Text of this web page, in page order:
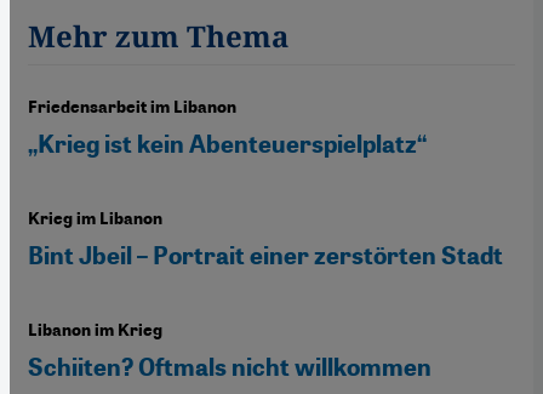
Mehr zum Thema
Friedensarbeit im Libanon
„Krieg ist kein Abenteuerspielplatz“
Krieg im Libanon
Bint Jbeil – Portrait einer zerstörten Stadt
Libanon im Krieg
Schiiten? Oftmals nicht willkommen